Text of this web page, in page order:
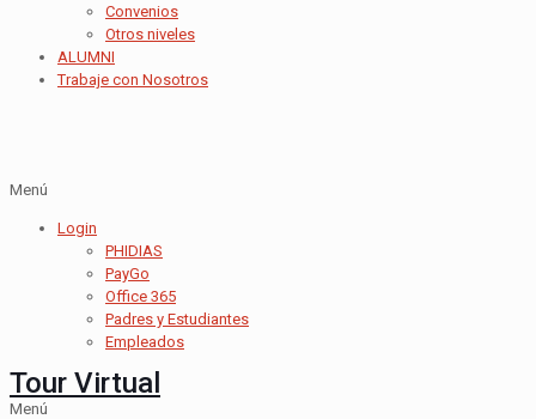
Convenios
Otros niveles
ALUMNI
Trabaje con Nosotros
Menú
Login
PHIDIAS
PayGo
Office 365
Padres y Estudiantes
Empleados
Tour Virtual
Menú